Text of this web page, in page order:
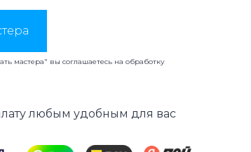
мастера" вы соглашаетесь наобработку
любым удобным для вас